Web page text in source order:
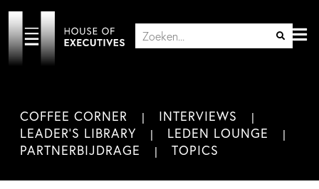
COFFEE CORNER
INTERVIEWS
LEADER'S LIBRARY
LEDEN LOUNGE
PARTNERBIJDRAGE
TOPICS